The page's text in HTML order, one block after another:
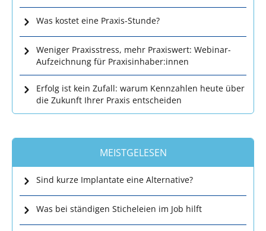
Was kostet eine Praxis-Stunde?
Weniger Praxisstress, mehr Praxiswert: Webinar-
Aufzeichnung für Praxisinhaber:innen
Erfolg ist kein Zufall: warum Kennzahlen heute über
die Zukunft Ihrer Praxis entscheiden
MEISTGELESEN
Sind kurze Implantate eine Alternative?
Was bei ständigen Sticheleien im Job hilft